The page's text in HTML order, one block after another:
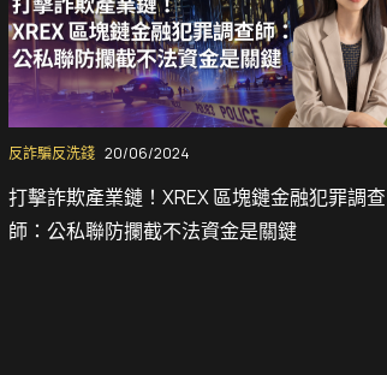
反詐騙反洗錢 20/06/2024
打擊詐欺產業鏈！XREX 區塊鏈金融犯罪調查
師：公私聯防攔截不法資金是關鍵